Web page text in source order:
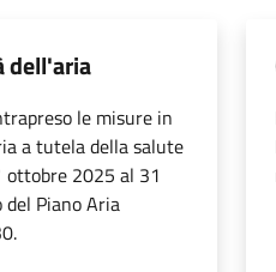
dell'aria
le misure in
a tutela della salute
ottobre 2025 al 31
Piano Aria